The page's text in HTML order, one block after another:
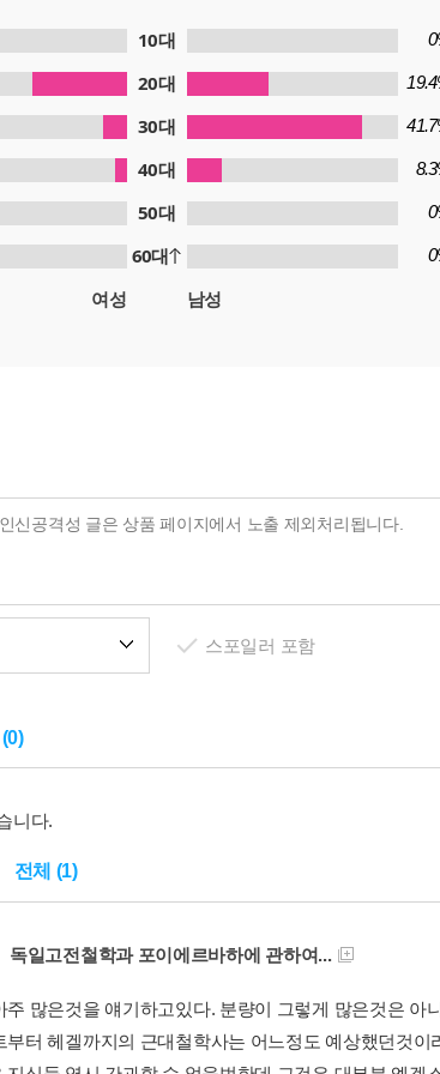
10대
20대
30대
40대
50대
60대
여성 남성
스포일러 포함
니다.
전체 (1)
독일고전철학과 포이에르바하에 관하여...
주 많은것을 얘기하고있다. 분량이 그렇게 많은것은 아
부터 헤겔까지의 근대철학사는 어느정도 예상했던것